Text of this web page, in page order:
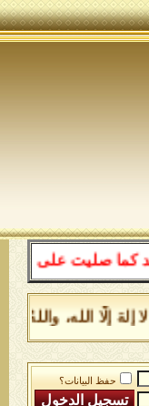
صليت على إبراهيم
لا إلهَ إلَّا الله،
حفظ البيانات؟